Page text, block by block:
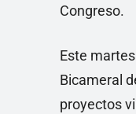
Congreso.
Este
Bicameral
proyectos